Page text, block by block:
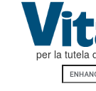
per la tutela